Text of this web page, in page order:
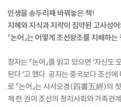
인생을 송두리째 바꿔놓은 책!
지혜와 지식과 지략이 집약된 고사성
『논어』는 어떻게 조선왕조를 지배하
장자는 『논어』를 읽고 있으면 ‘자신
된다.’고 했다. 공자는 중국보다 조선
로 『논어』는 사서오경(四書五經)의
책 한 권이 조선의 정치사회와 가족관